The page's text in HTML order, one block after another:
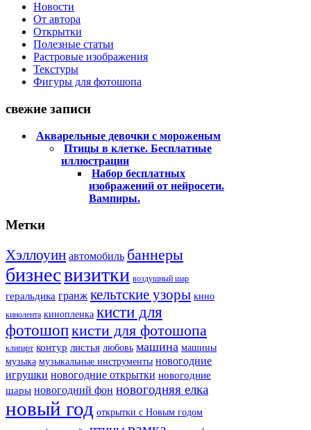
Новости
От автора
Открытки
Полезные статьи
Растровые изображения
Текстуры
Фигуры для фотошопа
свежие записи
Акварельные девочки с мороженым
Птицы в клетке. Бесплатные
иллюстрации
Набор бесплатных
изображений от нейросети.
Вампиры.
Метки
Хэллоуин автомобиль баннеры
бизнесвизитки воздушный шар
геральдика гранж кельтские узоры кино
кинолента кинопленка кисти для
фотошопкисти для фотошопа
клипарт контур листья любовь машина машины
музыка музыкальные инструменты новогодние
игрушки новогодние открытки новогодние
шары новогодний фон новогодняя елка
новый год открытки с Новым годом